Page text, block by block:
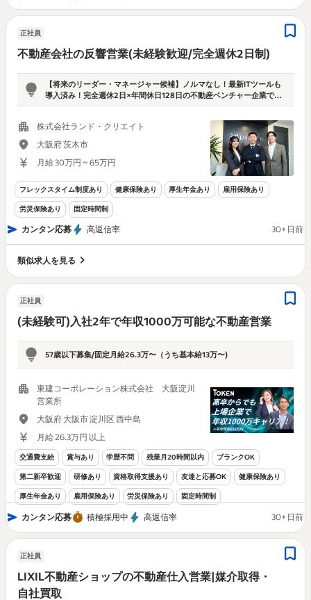
正社員
不動産会社の反響営業(未経験歓迎/完全週休2日制)
【将来のリーダー・マネージャー候補】ノルマなし！最新ITツールも
導入済み！完全週休2日×年間休日128日の不動産ベンチャー企業でキ
ャリアアップのチャンス！10時始業で朝もゆっくり◎
株式会社ランド・クリエイト
大阪府 茨木市
月給 30万円 ~ 65万円
フレックスタイム制度あり 健康保険あり 厚生年金あり 雇用保険あり
労災保険あり 固定時間制
カンタン応募 高返信率 30+日前
類似求人を見る
正社員
(未経験可)入社2年で年収1000万可能な不動産営業
57歳以下募集/固定月給26.3万〜（うち基本給13万〜)
東建コーポレーション株式会社 大阪淀川
営業所
大阪府 大阪市 淀川区 西中島
月給 26.3万円 以上
交通費支給 賞与あり 学歴不問 残業月20時間以内 ブランクOK
第二新卒歓迎 研修あり 資格取得支援あり 友達と応募OK 健康保険あり
厚生年金あり 雇用保険あり 労災保険あり 固定時間制
カンタン応募 積極採用中 高返信率 30+日前
正社員
LIXIL不動産ショップの不動産仕入営業|媒介取得・
自社買取